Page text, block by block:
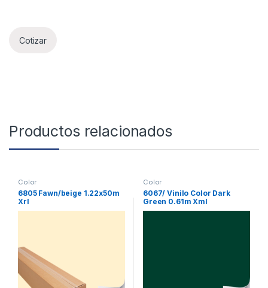
Cotizar
Productos relacionados
Color
6805 Fawn/beige 1.22x50m
Xrl
Color
6067/ Vinilo Color Dark
Green 0.61m Xml